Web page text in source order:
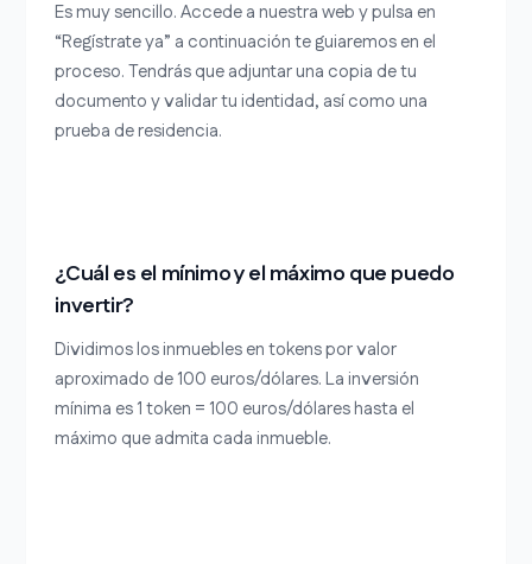
Es muy sencillo. Accede a nuestra web y pulsa en
“Regístrate ya” a continuación te guiaremos en el
proceso. Tendrás que adjuntar una copia de tu
documento y validar tu identidad, así como una
prueba de residencia.
¿Cuál es el mínimo y el máximo que puedo
invertir?
Dividimos los inmuebles en tokens por valor
aproximado de 100 euros/dólares. La inversión
mínima es 1 token = 100 euros/dólares hasta el
máximo que admita cada inmueble.